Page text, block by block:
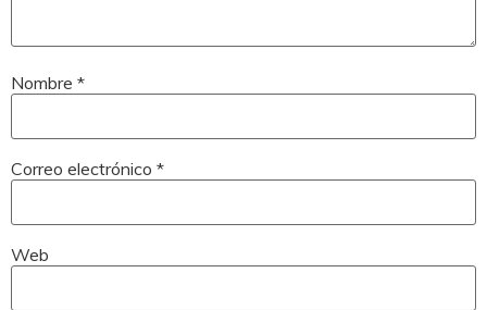
Nombre *
Correo electrónico *
Web